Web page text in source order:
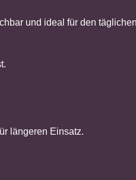
und ideal für den
längeren Einsatz.